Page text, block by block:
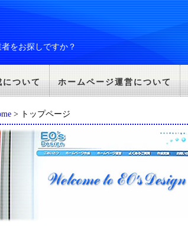
をお探しですか？
ついて ホームページ運営について
> トップページ